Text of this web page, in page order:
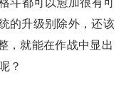
斗都可以愈加很有可
的升级别除外，还该
，就能在作战中显出
？